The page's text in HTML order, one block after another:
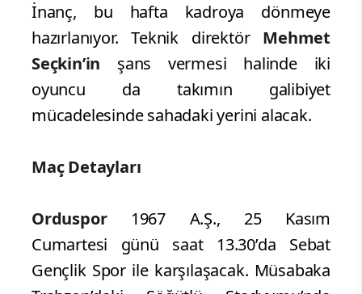
İnanç, bu hafta kadroya dönmeye
hazırlanıyor. Teknik direktör Mehmet
Seçkin’in şans vermesi halinde iki
oyuncu da takımın galibiyet
mücadelesinde sahadaki yerini alacak.
Maç Detayları
Orduspor 1967 A.Ş., 25 Kasım
Cumartesi günü saat 13.30’da Sebat
Gençlik Spor ile karşılaşacak. Müsabaka